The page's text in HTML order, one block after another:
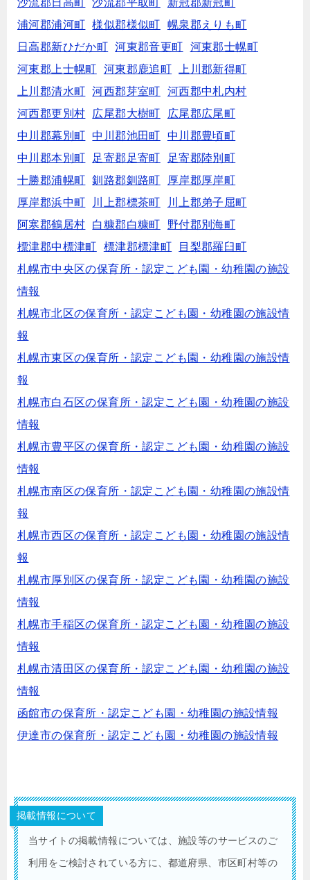
浦河郡浦河町
様似郡様似町
幌泉郡えりも町
日高郡新ひだか町
河東郡音更町
河東郡士幌町
河東郡上士幌町
河東郡鹿追町
上川郡新得町
上川郡清水町
河西郡芽室町
河西郡中札内村
河西郡更別村
広尾郡大樹町
広尾郡広尾町
中川郡幕別町
中川郡池田町
中川郡豊頃町
中川郡本別町
足寄郡足寄町
足寄郡陸別町
十勝郡浦幌町
釧路郡釧路町
厚岸郡厚岸町
厚岸郡浜中町
川上郡標茶町
川上郡弟子屈町
阿寒郡鶴居村
白糠郡白糠町
野付郡別海町
標津郡中標津町
標津郡標津町
目梨郡羅臼町
札幌市中央区の保育所・認定こども園・幼稚園の施設
情報
札幌市北区の保育所・認定こども園・幼稚園の施設情
報
札幌市東区の保育所・認定こども園・幼稚園の施設情
報
札幌市白石区の保育所・認定こども園・幼稚園の施設
情報
札幌市豊平区の保育所・認定こども園・幼稚園の施設
情報
札幌市南区の保育所・認定こども園・幼稚園の施設情
報
札幌市西区の保育所・認定こども園・幼稚園の施設情
報
札幌市厚別区の保育所・認定こども園・幼稚園の施設
情報
札幌市手稲区の保育所・認定こども園・幼稚園の施設
情報
札幌市清田区の保育所・認定こども園・幼稚園の施設
情報
函館市の保育所・認定こども園・幼稚園の施設情報
伊達市の保育所・認定こども園・幼稚園の施設情報
掲載情報について
当サイトの掲載情報については、施設等のサービスのご
利用をご検討されている方に、都道府県、市区町村等の